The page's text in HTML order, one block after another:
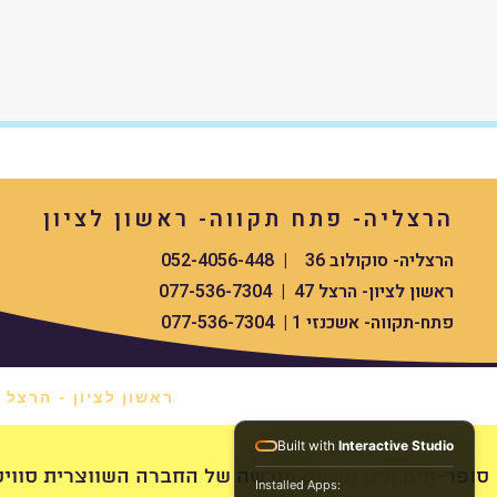
הרצליה- פתח תקווה- ראשון לציון
הרצליה- סוקולוב 36 | 052-4056-448
ראשון לציון- הרצל 47 | 077-536-7304
פתח-תקווה- אשכנזי 1 | 077-536-7304
ראשון לציון - הרצל 47 *
Built with Interactive Studio
Installed Apps: